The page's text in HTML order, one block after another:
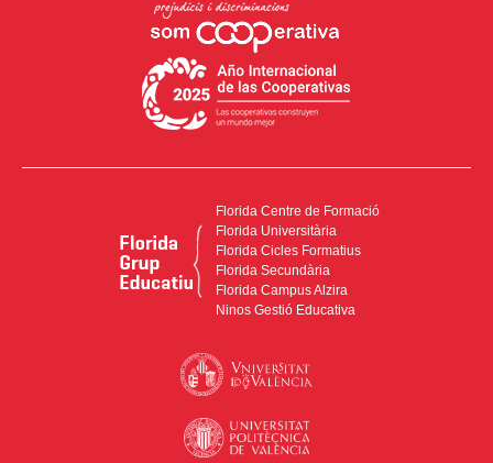
Florida Centre de Formació
Florida Universitària
Florida Cicles Formatius
Florida Secundària
Florida Campus Alzira
Ninos Gestió Educativa